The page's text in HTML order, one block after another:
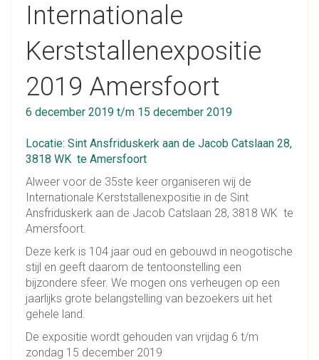
Internationale
Kerststallenexpositie
2019 Amersfoort
6 december 2019 t/m 15 december 2019
Locatie: Sint Ansfriduskerk aan de Jacob Catslaan 28,
3818 WK te Amersfoort
Alweer voor de 35ste keer organiseren wij de
Internationale Kerststallenexpositie in de Sint
Ansfriduskerk aan de Jacob Catslaan 28, 3818 WK te
Amersfoort.
Deze kerk is 104 jaar oud en gebouwd in neogotische
stijl en geeft daarom de tentoonstelling een
bijzondere sfeer. We mogen ons verheugen op een
jaarlijks grote belangstelling van bezoekers uit het
gehele land.
De expositie wordt gehouden van vrijdag 6 t/m
zondag 15 december 2019